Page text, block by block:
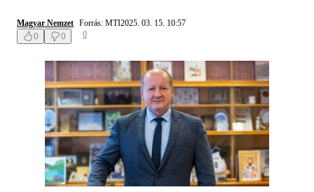
Magyar Nemzet Forrás: MTI2025. 03. 15. 10:57
0
0 0